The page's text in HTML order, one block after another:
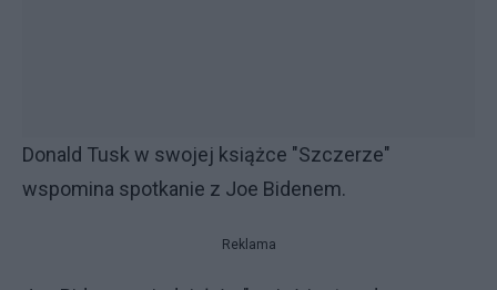
Donald Tusk w swojej książce "Szczerze"
wspomina spotkanie z Joe Bidenem.
Reklama